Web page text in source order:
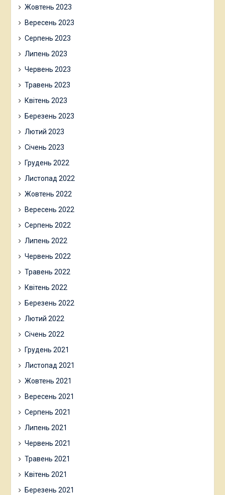
Жовтень 2023
Вересень 2023
Серпень 2023
Липень 2023
Червень 2023
Травень 2023
Квітень 2023
Березень 2023
Лютий 2023
Січень 2023
Грудень 2022
Листопад 2022
Жовтень 2022
Вересень 2022
Серпень 2022
Липень 2022
Червень 2022
Травень 2022
Квітень 2022
Березень 2022
Лютий 2022
Січень 2022
Грудень 2021
Листопад 2021
Жовтень 2021
Вересень 2021
Серпень 2021
Липень 2021
Червень 2021
Травень 2021
Квітень 2021
Березень 2021